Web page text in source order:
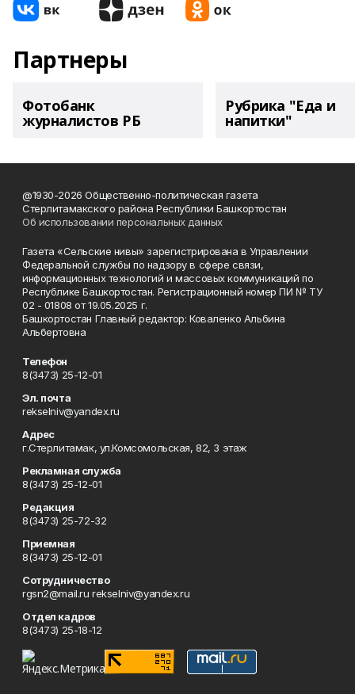
Партнеры
Фотобанк
журналистов РБ
Рубрика "Еда и
напитки"
@1930-2026 Общественно-политическая газета
Стерлитамакского района Республики Башкортостан
Об использовании персональных данных
Газета «Сельские нивы» зарегистрирована в Управлении
Федеральной службы по надзору в сфере связи,
информационных технологий и массовых коммуникаций по
Республике Башкортостан. Регистрационный номер ПИ № ТУ
02 - 01808 от 19.05.2025 г.
Башкортостан Главный редактор: Коваленко Альбина
Альбертовна
Телефон
8(3473) 25-12-01
Эл. почта
rekselniv@yandex.ru
Адрес
г.Стерлитамак, ул.Комсомольская, 82, 3 этаж
Рекламная служба
8(3473) 25-12-01
Редакция
8(3473) 25-72-32
Приемная
8(3473) 25-12-01
Сотрудничество
rgsn2@mail.ru rekselniv@yandex.ru
Отдел кадров
8(3473) 25-18-12